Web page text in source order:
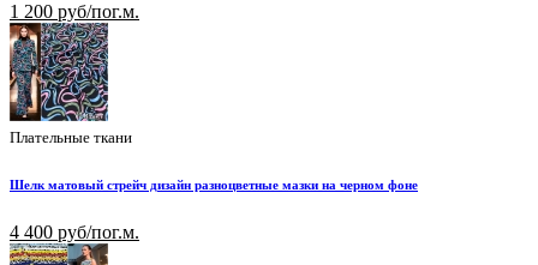
1 200 руб/пог.м.
Плательные ткани
Шелк матовый стрейч дизайн разноцветные мазки на черном фоне
4 400 руб/пог.м.